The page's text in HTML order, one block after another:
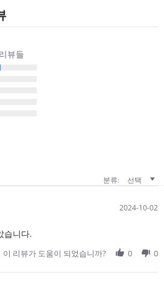
뷰들
분류: 선택
2024-10-02
습니다.
이 리뷰가 도움이 되었습니까? 0 0